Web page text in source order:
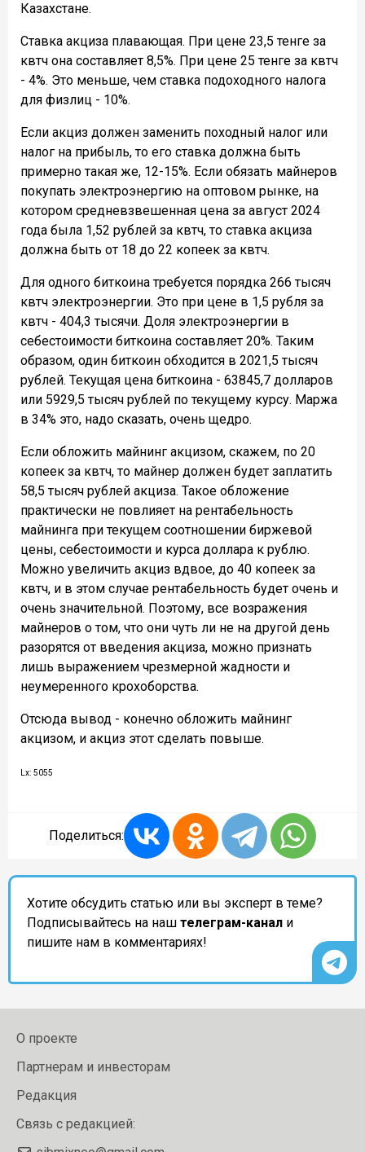
Казахстане.
Ставка акциза плавающая. При цене 23,5 тенге за
квтч она составляет 8,5%. При цене 25 тенге за квтч
- 4%. Это меньше, чем ставка подоходного налога
для физлиц - 10%.
Если акциз должен заменить походный налог или
налог на прибыль, то его ставка должна быть
примерно такая же, 12-15%. Если обязать майнеров
покупать электроэнергию на оптовом рынке, на
котором средневзвешенная цена за август 2024
года была 1,52 рублей за квтч, то ставка акциза
должна быть от 18 до 22 копеек за квтч.
Для одного биткоина требуется порядка 266 тысяч
квтч электроэнергии. Это при цене в 1,5 рубля за
квтч - 404,3 тысячи. Доля электроэнергии в
себестоимости биткоина составляет 20%. Таким
образом, один биткоин обходится в 2021,5 тысяч
рублей. Текущая цена биткоина - 63845,7 долларов
или 5929,5 тысяч рублей по текущему курсу. Маржа
в 34% это, надо сказать, очень щедро.
Если обложить майнинг акцизом, скажем, по 20
копеек за квтч, то майнер должен будет заплатить
58,5 тысяч рублей акциза. Такое обложение
практически не повлияет на рентабельность
майнинга при текущем соотношении биржевой
цены, себестоимости и курса доллара к рублю.
Можно увеличить акциз вдвое, до 40 копеек за
квтч, и в этом случае рентабельность будет очень и
очень значительной. Поэтому, все возражения
майнеров о том, что они чуть ли не на другой день
разорятся от введения акциза, можно признать
лишь выражением чрезмерной жадности и
неумеренного крохоборства.
Отсюда вывод - конечно обложить майнинг
акцизом, и акциз этот сделать повыше.
Lx: 5055
Поделиться:
Хотите обсудить статью или вы эксперт в теме?
Подписывайтесь на наш телеграм-канал и
пишите нам в комментариях!
О проекте
Партнерам и инвесторам
Редакция
Связь с редакцией: